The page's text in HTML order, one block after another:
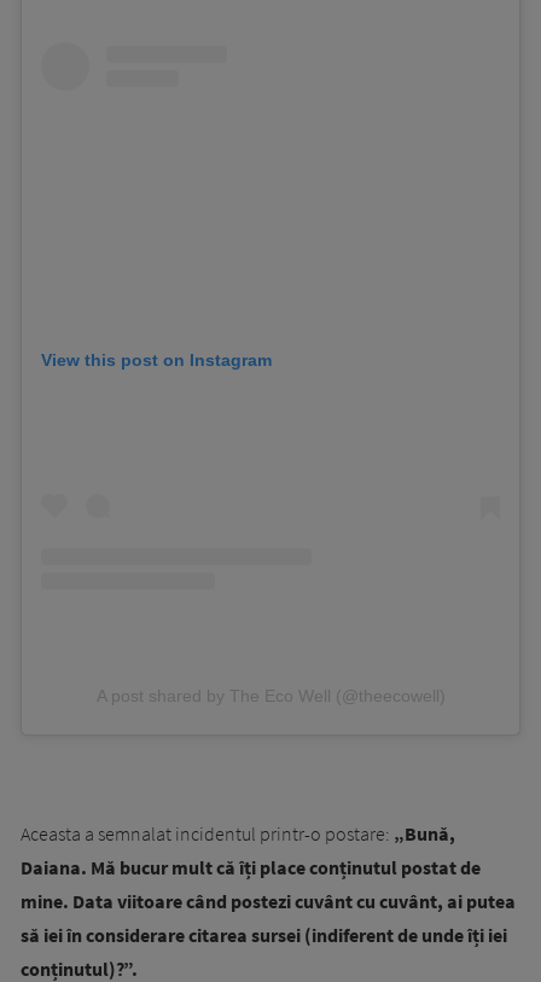
View this post on Instagram
A post shared by The Eco Well (@theecowell)
Aceasta a semnalat incidentul printr-o postare: „Bună,
Daiana. Mă bucur mult că îți place conținutul postat de
mine. Data viitoare când postezi cuvânt cu cuvânt, ai putea
să iei în considerare citarea sursei (indiferent de unde îți iei
conținutul)?”.